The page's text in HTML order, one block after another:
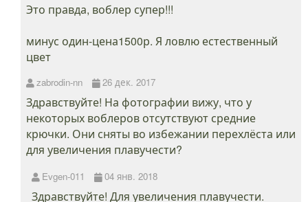
Это правда, воблер супер!!!
минус один-цена1500р. Я ловлю естественный
цвет
zabrodin-nn 26 дек. 2017
Здравствуйте! На фотографии вижу, что у
некоторых воблеров отсутствуют средние
крючки. Они сняты во избежании перехлёста или
для увеличения плавучести?
Evgen-011 04 янв. 2018
Здравствуйте! Для увеличения плавучести.